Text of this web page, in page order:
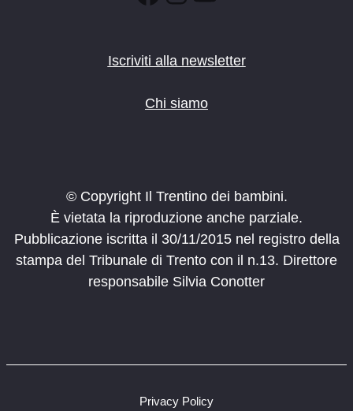
Iscriviti alla newsletter
Chi siamo
© Copyright Il Trentino dei bambini.
È vietata la riproduzione anche parziale.
Pubblicazione iscritta il 30/11/2015 nel registro della
stampa del Tribunale di Trento con il n.13. Direttore
responsabile Silvia Conotter
Privacy Policy